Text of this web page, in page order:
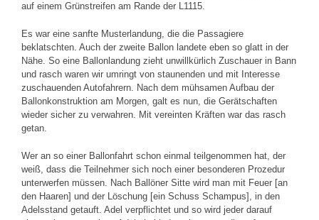
auf einem Grünstreifen am Rande der L1115.
Es war eine sanfte Musterlandung, die die Passagiere
beklatschten. Auch der zweite Ballon landete eben so glatt in der
Nähe. So eine Ballonlandung zieht unwillkürlich Zuschauer in Bann
und rasch waren wir umringt von staunenden und mit Interesse
zuschauenden Autofahrern. Nach dem mühsamen Aufbau der
Ballonkonstruktion am Morgen, galt es nun, die Gerätschaften
wieder sicher zu verwahren. Mit vereinten Kräften war das rasch
getan.
Wer an so einer Ballonfahrt schon einmal teilgenommen hat, der
weiß, dass die Teilnehmer sich noch einer besonderen Prozedur
unterwerfen müssen. Nach Ballöner Sitte wird man mit Feuer [an
den Haaren] und der Löschung [ein Schuss Schampus], in den
Adelsstand getauft. Adel verpflichtet und so wird jeder darauf